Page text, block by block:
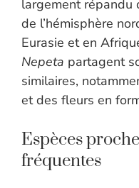
largement répandu
de l’hémisphère
Eurasie et en
Nepeta partagent
similaires,
et des fleurs en
Espèces
fréquentes